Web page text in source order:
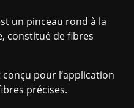
un pinceau rond à la
constitué de fibres
pour l’application
précises.